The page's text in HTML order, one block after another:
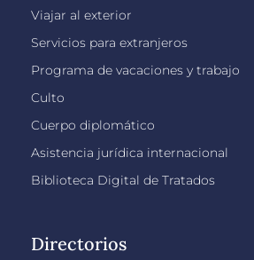
Viajar al exterior
Servicios para extranjeros
Programa de vacaciones y trabajo
Culto
Cuerpo diplomático
Asistencia jurídica internacional
Biblioteca Digital de Tratados
Directorios